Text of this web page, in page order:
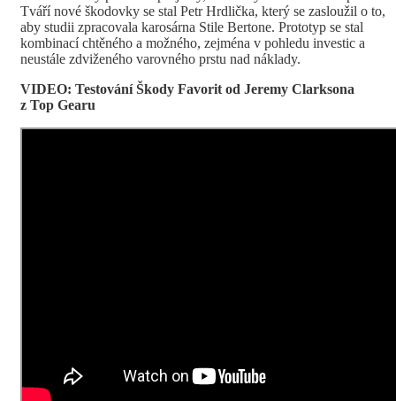
Tváří nové škodovky se stal Petr Hrdlička, který se zasloužil o to,
aby studii zpracovala karosárna Stile Bertone. Prototyp se stal
kombinací chtěného a možného, zejména v pohledu investic a
neustále zdviženého varovného prstu nad náklady.
VIDEO: Testování Škody Favorit od Jeremy Clarksona
z Top Gearu